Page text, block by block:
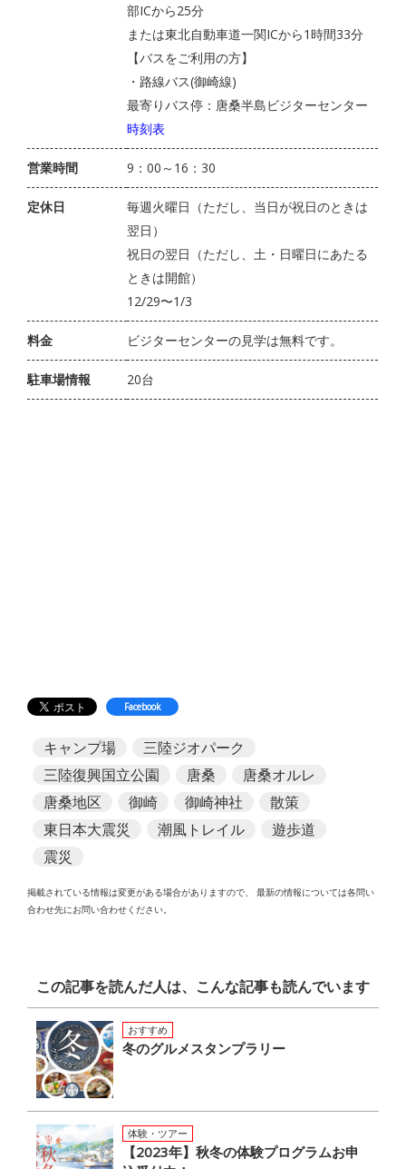
部ICから25分
または東北自動車道一関ICから1時間33分
【バスをご利用の方】
・路線バス(御崎線)
最寄りバス停：唐桑半島ビジターセンター
時刻表
営業時間 9：00～16：30
定休日
毎週火曜日（ただし、当日が祝日のときは
翌日）
祝日の翌日（ただし、土・日曜日にあたる
ときは開館）
12/29〜1/3
料金 ビジターセンターの見学は無料です。
駐車場情報 20台
Facebook
キャンプ場
三陸ジオパーク
三陸復興国立公園
唐桑
唐桑オルレ
唐桑地区
御崎 御崎神社
散策
東日本大震災
潮風トレイル
遊歩道
震災
掲載されている情報は変更がある場合がありますので、
最新の情報については各問い
合わせ先にお問い合わせください。
この記事を読んだ人は、こんな記事も読んでいます
おすすめ
冬のグルメスタンプラリー
体験・ツアー
【2023年】秋冬の体験プログラムお申